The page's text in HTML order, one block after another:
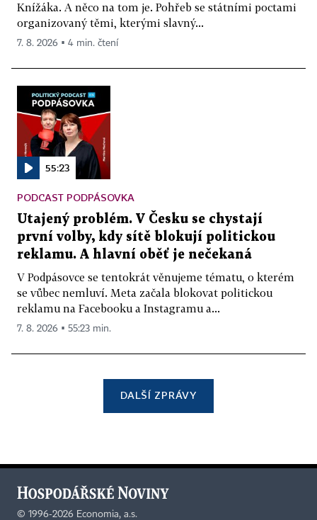
Knížáka. A něco na tom je. Pohřeb se státními poctami
organizovaný těmi, kterými slavný...
7. 8. 2026 ▪ 4 min. čtení
55:23
PODCAST PODPÁSOVKA
Utajený problém. V Česku se chystají
první volby, kdy sítě blokují politickou
reklamu. A hlavní oběť je nečekaná
V Podpásovce se tentokrát věnujeme tématu, o kterém
se vůbec nemluví. Meta začala blokovat politickou
reklamu na Facebooku a Instagramu a...
7. 8. 2026 ▪ 55:23 min.
DALŠÍ ZPRÁVY
© 1996-2026 Economia, a.s.